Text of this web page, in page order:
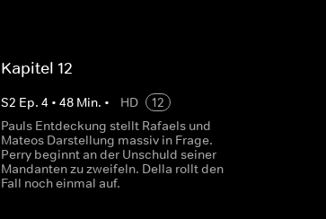
Kapitel 12
S2 Ep. 4 • 48Min. • HD
12
Pauls Entdeckung stellt Rafaels und
Mateos Darstellung massiv in Frage.
Perry beginnt an der Unschuld seiner
Mandanten zu zweifeln. Della rollt den
Fall noch einmal auf.